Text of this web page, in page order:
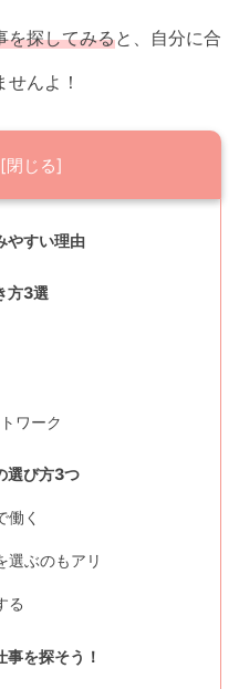
を探してみると、自分に合
んよ！
やすい理由
方3選
ワーク
選び方3つ
働く
選ぶのもアリ
る
事を探そう！